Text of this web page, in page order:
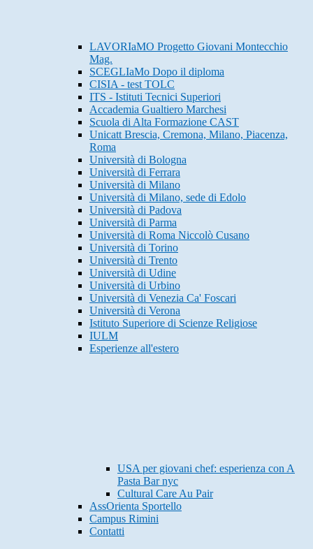
LAVORIaMO Progetto Giovani Montecchio
Mag.
SCEGLIaMo Dopo il diploma
CISIA - test TOLC
ITS - Istituti Tecnici Superiori
Accademia Gualtiero Marchesi
Scuola di Alta Formazione CAST
Unicatt Brescia, Cremona, Milano, Piacenza,
Roma
Università di Bologna
Università di Ferrara
Università di Milano
Università di Milano, sede di Edolo
Università di Padova
Università di Parma
Università di Roma Niccolò Cusano
Università di Torino
Università di Trento
Università di Udine
Università di Urbino
Università di Venezia Ca' Foscari
Università di Verona
Istituto Superiore di Scienze Religiose
IULM
Esperienze all'estero
USA per giovani chef: esperienza con A
Pasta Bar nyc
Cultural Care Au Pair
AssOrienta Sportello
Campus Rimini
Contatti